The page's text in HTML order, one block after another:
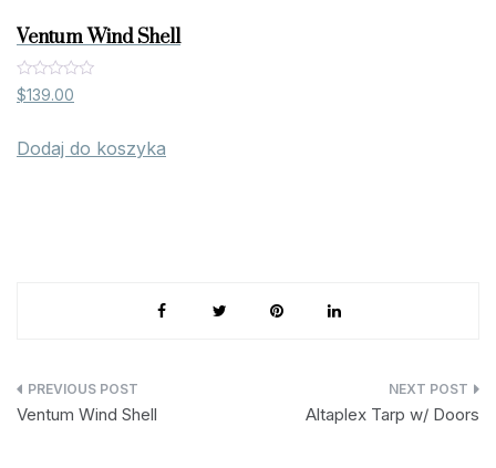
Ventum Wind Shell
O
c
i
o
$139.00
Dodaj do koszyka
Nawigacja
Ventum Wind Shell Altaplex Tarp w/ Doors